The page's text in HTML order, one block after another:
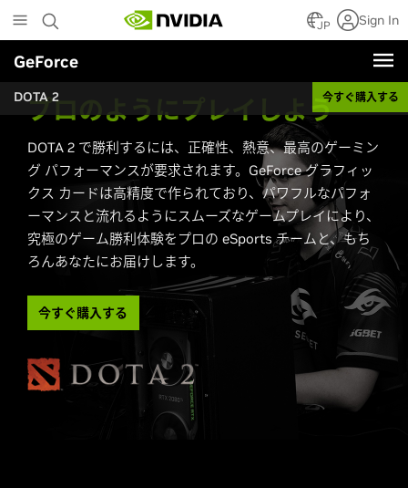
to
main
content
JP Sign In
GeForce
DOTA 2 今すぐ購入する
プロのようにプレイしよう
DOTA 2 で勝利するには、正確性、熱意、最高のゲーミン
グ パフォーマンスが要求されます。GeForce グラフィッ
クス カードは高精度で作られており、パワフルなパフォ
ーマンスと流れるようにスムーズなゲームプレイにより、
究極のゲーム勝利体験をプロの eSports チームと、もち
ろんあなたにお届けします。
今すぐ購入する